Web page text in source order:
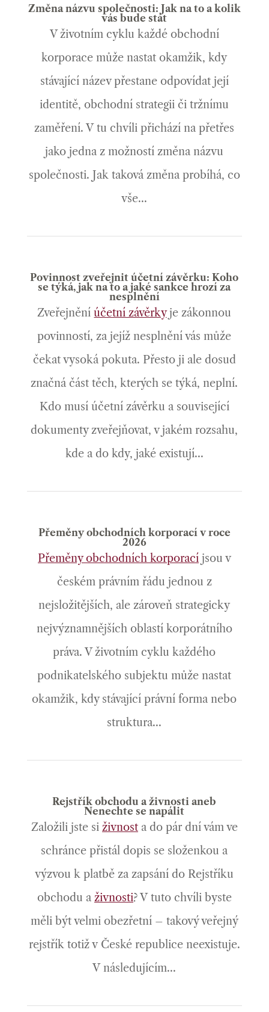
Změna názvu společnosti: Jak na to a kolik
vás bude stát
V životním cyklu každé obchodní
korporace může nastat okamžik, kdy
stávající název přestane odpovídat její
identitě, obchodní strategii či tržnímu
zaměření. V tu chvíli přichází na přetřes
jako jedna z možností změna názvu
společnosti. Jak taková změna probíhá, co
vše...
Povinnost zveřejnit účetní závěrku: Koho
se týká, jak na to a jaké sankce hrozí za
nesplnění
Zveřejněníúčetní závěrkyje zákonnou
povinností, za jejíž nesplnění vás může
čekat vysoká pokuta. Přesto ji ale dosud
značná část těch, kterých se týká, neplní.
Kdo musí účetní závěrku a související
dokumenty zveřejňovat, v jakém rozsahu,
kde a do kdy, jaké existují...
Přeměny obchodních korporací v roce
2026
Přeměny obchodních korporacíjsou v
českém právním řádu jednou z
nejsložitějších, ale zároveň strategicky
nejvýznamnějších oblastí korporátního
práva. V životním cyklu každého
podnikatelského subjektu může nastat
okamžik, kdy stávající právní forma nebo
struktura...
Rejstřík obchodu a živnosti aneb
Nenechte se napálit
Založili jste si živnosta do pár dní vám ve
schránce přistál dopis se složenkou a
výzvou k platbě za zapsání do Rejstříku
obchodu a živnosti? V tuto chvíli byste
měli být velmi obezřetní – takový veřejný
rejstřík totiž v České republice neexistuje.
V následujícím...